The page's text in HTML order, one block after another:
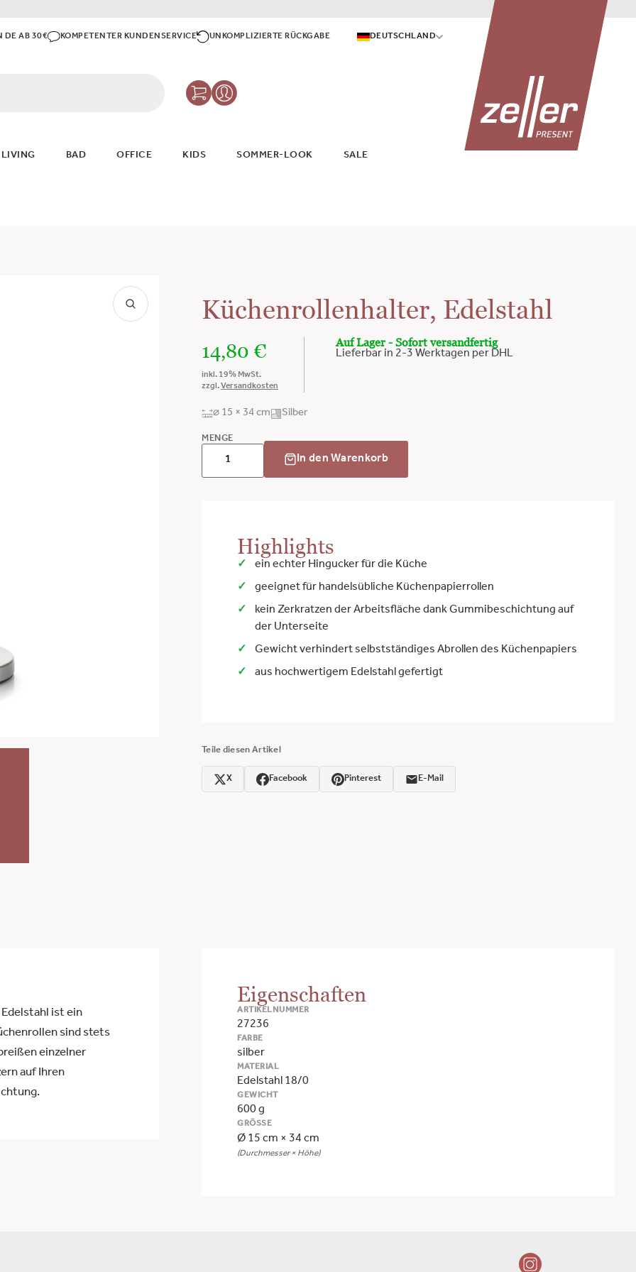
DE AB 30€ KOMPETENTER KUNDENSERVICE UNKOMPLIZIERTE RÜCKGABE DEUTSCHLAND
BAD OFFICE KIDS SOMMER-LOOK SALE
Küchenrollenhalter, Edelstahl
14,80 €
inkl. 19% MwSt.
zzgl. Versandkosten
Auf Lager - Sofort versandfertig
Lieferbar in 2-3 Werktagen per DHL
⌀ 15 × 34 cm Silber
MENGE
In den Warenkorb
Highlights
ein echter Hingucker für die Küche
geeignet für handelsübliche Küchenpapierrollen
kein Zerkratzen der Arbeitsfläche dank Gummibeschichtung auf
der Unterseite
Gewicht verhindert selbstständiges Abrollen des Küchenpapiers
aus hochwertigem Edelstahl gefertigt
Teile diesen Artikel
X Facebook Pinterest E-Mail
ist ein
sind stets
einzelner
auf Ihren
Eigenschaften
ARTIKELNUMMER
27236
FARBE
silber
MATERIAL
Edelstahl 18/0
GEWICHT
600 g
GRÖSSE
Ø 15 cm × 34 cm
(Durchmesser × Höhe)